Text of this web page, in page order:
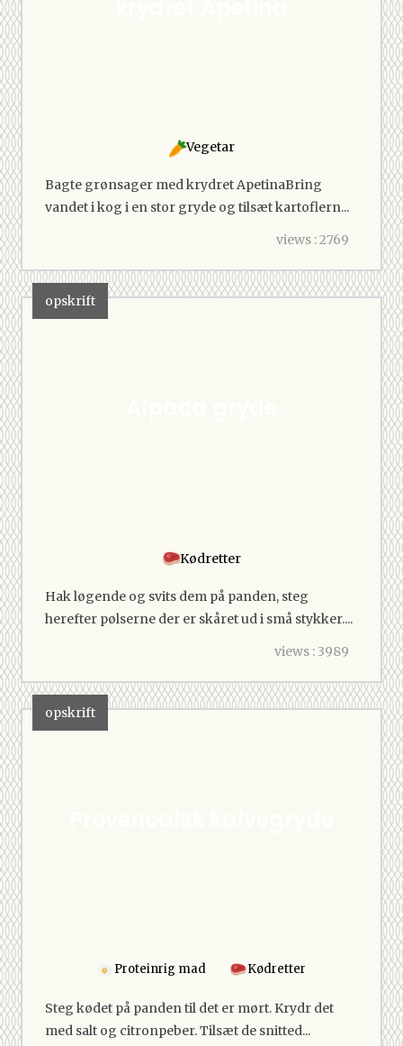
Vegetar
Bagte grønsager med krydret ApetinaBring
vandet i kog i en stor gryde og tilsæt kartoflern...
views : 2769
opskrift
Kødretter
Hak løgende og svits dem på panden, steg
herefter pølserne der er skåret ud i små stykker....
views : 3989
opskrift
Proteinrig mad Kødretter
Steg kødet på panden til det er mørt. Krydr det
med salt og citronpeber. Tilsæt de snitted...